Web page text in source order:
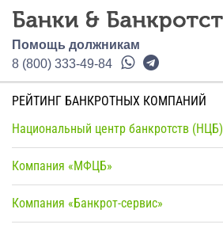
Помощь должникам
8 (800) 333-49-84
РЕЙТИНГ БАНКРОТНЫХ КОМПАНИЙ
Национальный центр банкротств (НЦБ)
Компания «МФЦБ»
Компания «Банкрот-сервис»